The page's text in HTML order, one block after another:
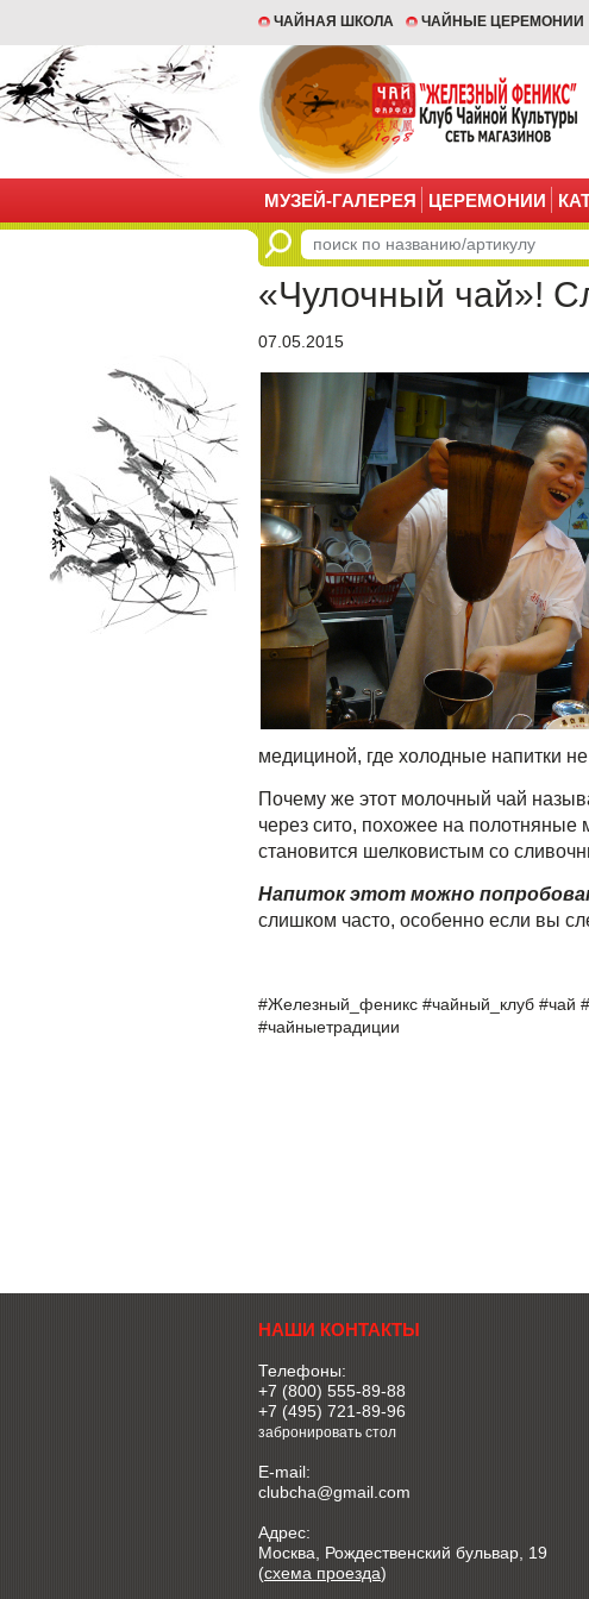
ЧАЙНАЯ ШКОЛА ЧАЙНЫЕ ЦЕРЕМОНИИ
МУЗЕЙ-ГАЛЕРЕЯ ЦЕРЕМОНИИ
«Чулочный чай»!
07.05.2015
медициной, где холодные напитки
Почему же этот молочный чай
через сито, похожее на
становится шелковистым со
Напиток этот можно
слишком часто, особенно если вы
#Железный феникс #чайный клуб #чай #
#чайныетрадиции
НАШИ КОНТАКТЫ
Телефоны:
+7 (800) 555-89-88
+7 (495) 721-89-96
забронировать стол
E-mail:
clubcha@gmail.com
Адрес:
Москва, Рождественский бульвар, 19
(схема проезда)